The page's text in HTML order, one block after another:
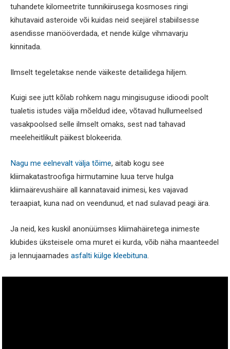
tuhandete kilomeetrite tunnikiirusega kosmoses ringi
kihutavaid asteroide või kuidas neid seejärel stabiilsesse
asendisse manööverdada, et nende külge vihmavarju
kinnitada.
Ilmselt tegeletakse nende väikeste detailidega hiljem.
Kuigi see jutt kõlab rohkem nagu mingisuguse idioodi poolt
tualetis istudes välja mõeldud idee, võtavad hullumeelsed
vasakpoolsed selle ilmselt omaks, sest nad tahavad
meeleheitlikult päikest blokeerida.
Nagu me eelnevalt välja tõime, aitab kogu see
kliimakatastroofiga hirmutamine luua terve hulga
kliimaärevushäire all kannatavaid inimesi, kes vajavad
teraapiat, kuna nad on veendunud, et nad sulavad peagi ära.
Ja neid, kes kuskil anonüümses kliimahäiretega inimeste
klubides üksteisele oma muret ei kurda, võib näha maanteedel
ja lennujaamades asfalti külge kleebituna.